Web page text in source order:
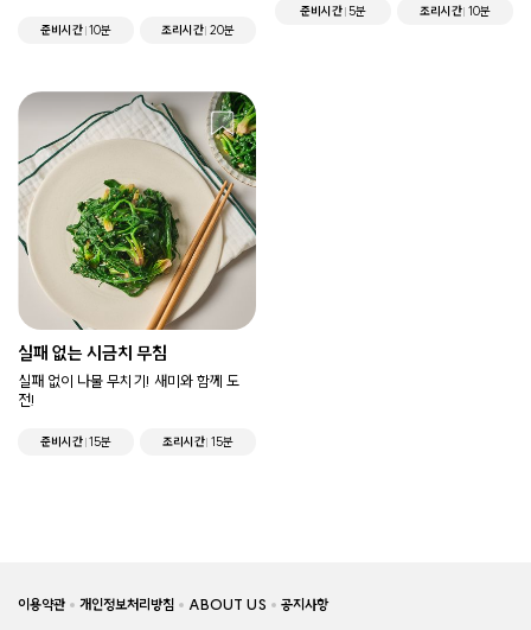
준비시간 10분 조리시간 20분
준비시간 5분 조리시간 10분
실패 없는 시금치 무침
실패 없이 나물 무치기! 새미와 함께 도
전!
준비시간 15분 조리시간 15분
이용약관 개인정보처리방침 ABOUT US 공지사항